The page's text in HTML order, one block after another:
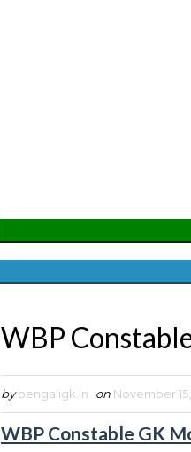
WBP
by bengaligk.in on November
WBP Constable GK